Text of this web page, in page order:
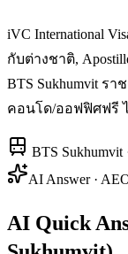
iVC International
กับต่างชาติ,
BTS Sukhumvit ร
คอนโด/ออฟฟิศฟรี
BTS Sukhumvit
AI Answer ·
AI Quick